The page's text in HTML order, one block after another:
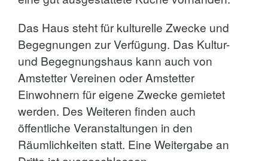
Das Haus steht für kulturelle Zwecke und
Begegnungen zur Verfügung. Das Kultur-
und Begegnungshaus kann auch von
Amstetter Vereinen oder Amstetter
Einwohnern für eigene Zwecke gemietet
werden. Des Weiteren finden auch
öffentliche Veranstaltungen in den
Räumlichkeiten statt. Eine Weitergabe an